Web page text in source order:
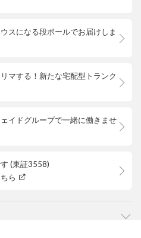
スになる段ボールでお届けしま
マする！新たな宅配型トランク
イドグループで一緒に働きませ
(東証3558)
ら